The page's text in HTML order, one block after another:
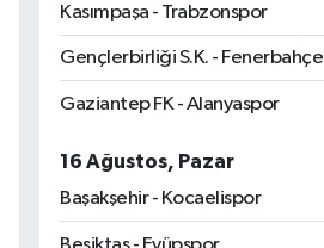
Kasımpaşa - Trabzonspor
Gençlerbirliği S.K. - Fenerbahçe
Gaziantep FK - Alanyaspor
16 Ağustos, Pazar
Başakşehir - Kocaelispor